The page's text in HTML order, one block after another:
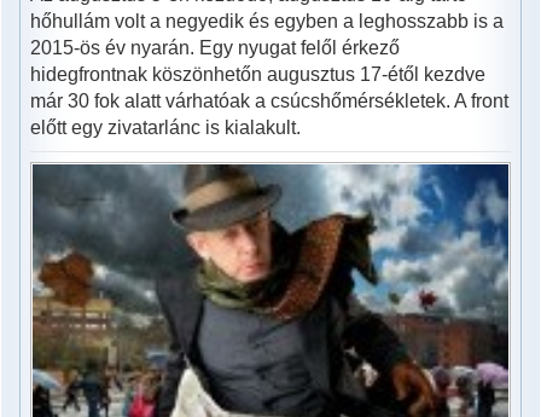
hőhullám volt a negyedik és egyben a leghosszabb is a
2015-ös év nyarán. Egy nyugat felől érkező
hidegfrontnak köszönhetőn augusztus 17-étől kezdve
már 30 fok alatt várhatóak a csúcshőmérsékletek. A front
előtt egy zivatarlánc is kialakult.